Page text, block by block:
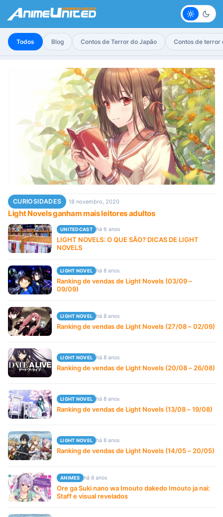
Claro
Todos Blog Contos de Terror do Japão Contos de terror
CURIOSIDADES 18 novembro, 2020
Light Novels ganham mais leitores adultos
UNITEDCAST há 6 anos
LIGHT NOVELS: O QUE SÃO? DICAS DE LIGHT
NOVELS
LIGHT NOVEL há 8 anos
Ranking de vendas de Light Novels (03/09 –
09/09)
LIGHT NOVEL há 8 anos
Ranking de vendas de Light Novels (27/08 – 02/09)
LIGHT NOVEL há 8 anos
Ranking de vendas de Light Novels (20/08 – 26/08)
LIGHT NOVEL há 8 anos
Ranking de vendas de Light Novels (13/08 – 19/08)
LIGHT NOVEL há 8 anos
Ranking de vendas de Light Novels (14/05 – 20/05)
ANIMES há 8 anos
Ore ga Suki nano wa Imouto dakedo Imouto ja nai:
Staff e visual revelados